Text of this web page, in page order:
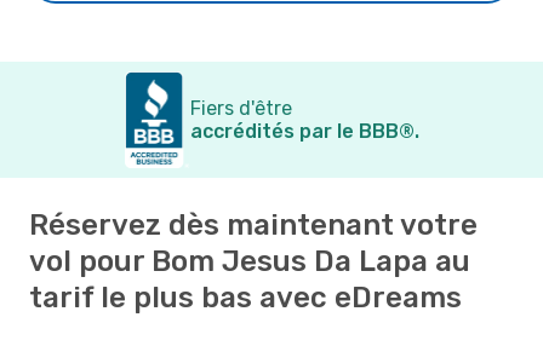
Fiers d'être
accrédités par le BBB®.
Réservez dès maintenant votre
vol pour Bom Jesus Da Lapa au
tarif le plus bas avec eDreams